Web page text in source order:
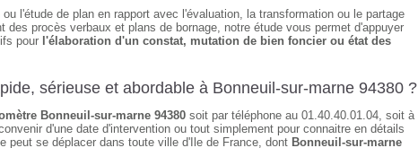
l'étude de plan en rapport avec l'évaluation, la transformation ou le partage
des procès verbaux et plans de bornage, notre étude vous permet d'appuyer
pour l'élaboration d'un constat, mutation de bien foncier ou état des
sérieuse et abordable à Bonneuil-sur-marne 94380 ?
Bonneuil-sur-marne 94380 soit par téléphone au 01.40.40.01.04, soit à
d'une date d'intervention ou tout simplement pour connaitre en détails
peut se déplacer dans toute ville d'Ile de France, dont Bonneuil-sur-marne